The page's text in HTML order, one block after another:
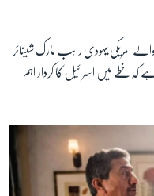
امریکی یہودی راہب مارک شینائر
خطے میں اسرائیل کا کردار اہم